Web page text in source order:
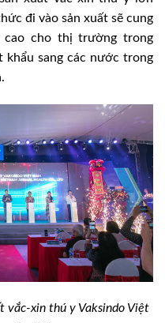
đi vào sản xuất sẽ cung
cao cho thị trường trong
sang các nước trong
vắc-xin thú y Vaksindo Việt